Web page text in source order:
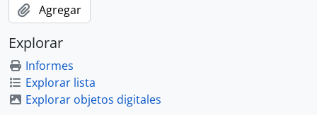
Agregar
Explorar
Informes
Explorar lista
Explorar objetos digitales